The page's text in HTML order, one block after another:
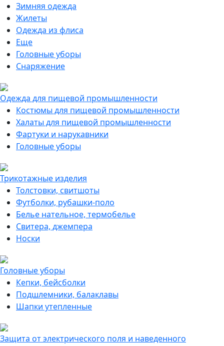
Зимняя одежда
Жилеты
Одежда из флиса
Еще
Головные уборы
Снаряжение
Одежда для пищевой промышленности
Костюмы для пищевой промышленности
Халаты для пищевой промышленности
Фартуки и нарукавники
Головные уборы
Трикотажные изделия
Толстовки, свитшоты
Футболки, рубашки-поло
Белье нательное, термобелье
Свитера, джемпера
Носки
Головные уборы
Кепки, бейсболки
Подшлемники, балаклавы
Шапки утепленные
Защита от электрического поля и наведенного